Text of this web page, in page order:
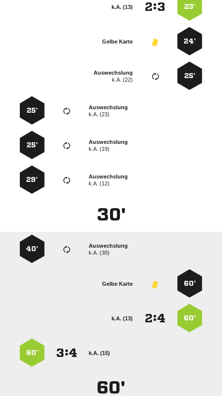
23’
:
k.A. (13)
24’
Gelbe Karte
25’
Auswechslung
k.A. (22)
Auswechslung
k.A. (23)
25’
Auswechslung
k.A. (19)
25’
Auswechslung
k.A. (12)
29’
30'
Auswechslung
k.A. (30)
40’
60’
Gelbe Karte
60’
:
k.A. (13)
k.A. (15)
:
60’
60'